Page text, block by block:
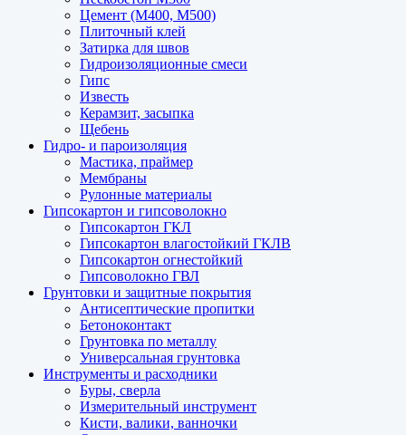
Цемент (М400, М500)
Плиточный клей
Затирка для швов
Гидроизоляционные смеси
Гипс
Известь
Керамзит, засыпка
Щебень
Гидро- и пароизоляция
Мастика, праймер
Мембраны
Рулонные материалы
Гипсокартон и гипсоволокно
Гипсокартон ГКЛ
Гипсокартон влагостойкий ГКЛВ
Гипсокартон огнестойкий
Гипсоволокно ГВЛ
Грунтовки и защитные покрытия
Антисептические пропитки
Бетоноконтакт
Грунтовка по металлу
Универсальная грунтовка
Инструменты и расходники
Буры, сверла
Измерительный инструмент
Кисти, валики, ванночки